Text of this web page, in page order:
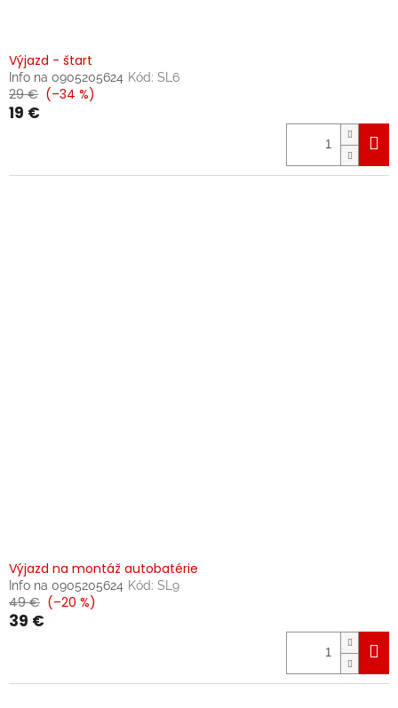
Výjazd - štart
Info na 0905205624 Kód: SL6
29 € (–34 %)
19 €
Výjazd na montáž autobatérie
Info na 0905205624 Kód: SL9
49 € (–20 %)
39 €